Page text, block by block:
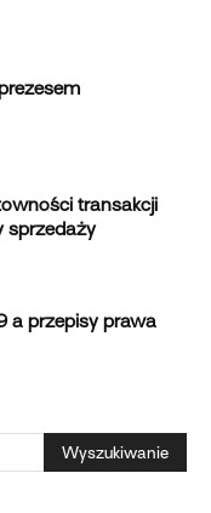
transakcji
sprzedaży
a przepisy prawa